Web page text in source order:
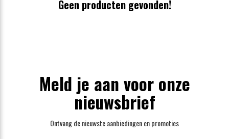
Geen producten gevonden!
Meld je aan voor onze
nieuwsbrief
Ontvang de nieuwste aanbiedingen en promoties